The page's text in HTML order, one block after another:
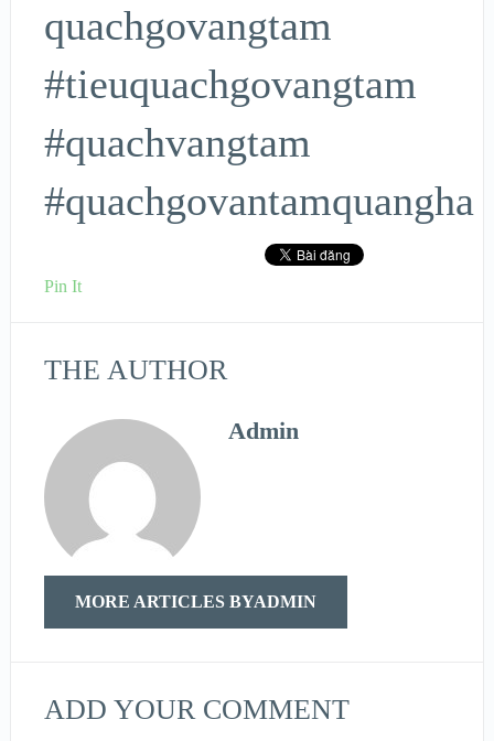
quachgovangtam
#tieuquachgovangtam
#quachvangtam
#quachgovantamquangha
Pin It
THE AUTHOR
Admin
MORE ARTICLES BYADMIN
ADD YOUR COMMENT